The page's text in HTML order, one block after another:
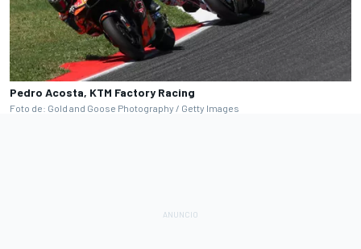
Pedro Acosta, KTM Factory Racing
Foto de: Gold and Goose Photography / Getty Images